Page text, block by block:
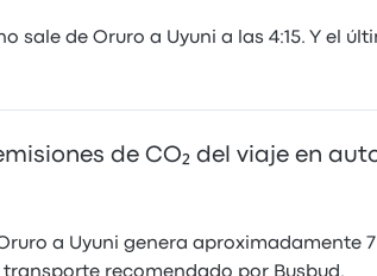
sale de Oruro a Uyuni a las 4:15. Y el
de CO₂ del viaje en
a Uyuni genera aproximadamente
recomendado por Busbud.